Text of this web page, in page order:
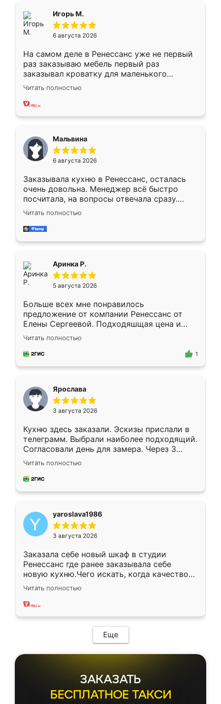
Игорь М.
6 августа 2026
На самом деле в Ренессанс уже не первый
раз заказываю мебель первый раз
заказывал кроватку для маленького
ребёнка при его рождении ,во второй раз
заказал шкаф-купе. По качеству очень
хорошее сборка достаточно быстрая,
меньше, здесь же он более разнообразный.
Мне нравится ,если что-то потребуется из
мебели буду заказывать только здесь.
Читать полностью
Мальвина
6 августа 2026
Заказывала кухню в Ренессанс, осталась
очень довольна. Менеджер всё быстро
посчитала, на вопросы отвечала сразу.
Замерщик приехал в субботу, подошёл к
делу со всей ответственностью. Собрали
за день, ребята работали аккуратно, даже
Читать полностью
Аринка Р.
5 августа 2026
Больше всех мне понравилось
предложение от компании Ренессанс от
Елены Сергеевой. Подходяшщая цена и
короткие сроки изготовления. Приехавший
для замера сотрудник Владислав
предложил по моему эскизу самый
Читать полностью
1
Ярослава
3 августа 2026
Кухню здесь заказали. Эскизы прислали в
телеграмм. Выбрали наиболее подходящий.
Согласовали день для замера. Через 3
недели кухня была уже готова. Остались
довольны работой. Спасибо Ренессанс
мебель за качественную работу!
Читать полностью
yaroslava1986
3 августа 2026
Заказала себе новый шкаф в студии
Ренессанс где ранее заказывала себе
новую кухню.Чего искать, когда качеством
вполне довольна. Служит кухня уже почти
два года, нареканий нет.
Читать полностью
Еще
ЗАКАЗАТЬ
БЕСПЛАТНОЕ ТАКСИ